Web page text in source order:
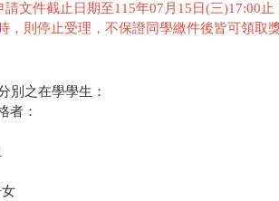
文件截止日期至115年07月15日(三)17:00止
，則停止受理，不保證同學繳件後皆可領取獎
別之在學學生：
者：